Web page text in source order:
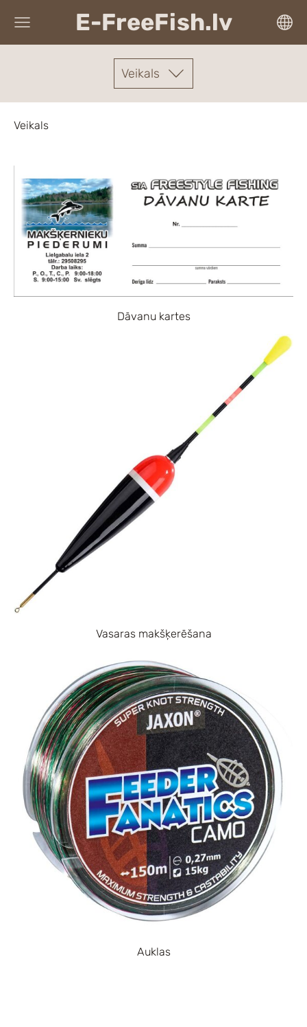
E-FreeFish.lv
Veikals
Veikals
Dāvanu kartes
Vasaras makšķerēšana
Auklas